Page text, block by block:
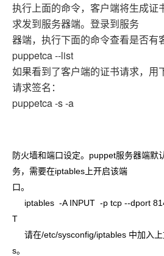
执行上面的命令，客户端将生成证
求发到服务器端。登录到服务
器端，执行下面的命令查看是否有
puppetca --list
如果看到了客户端的证书请求，用
请求签名：
puppetca -s -a
防火墙和端口设定。puppet服务器端默
务，需要在iptables上开启该端
口。
iptables -A INPUT -p tcp --dport
T
请在/etc/sysconfig/iptables 中加入上
s。